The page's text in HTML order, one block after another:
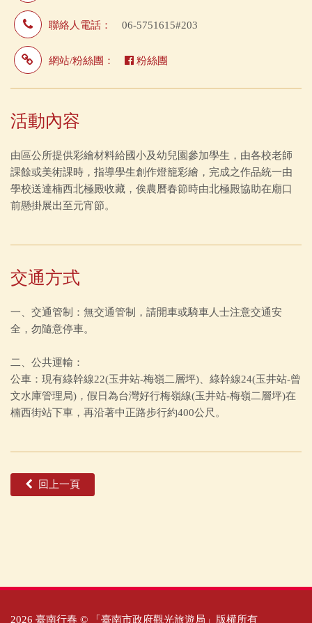
聯絡人電話： 06-5751615#203
網站/粉絲團： 粉絲團
活動內容
由區公所提供彩繪材料給國小及幼兒園參加學生，由各校老師
課餘或美術課時，指導學生創作燈籠彩繪，完成之作品統一由
學校送達楠西北極殿收藏，俟農曆春節時由北極殿協助在廟口
前懸掛展出至元宵節。
交通方式
一、交通管制：無交通管制，請開車或騎車人士注意交通安
全，勿隨意停車。
二、公共運輸：
公車：現有綠幹線22(玉井站-梅嶺二層坪)、綠幹線24(玉井站-曾
文水庫管理局)，假日為台灣好行梅嶺線(玉井站-梅嶺二層坪)在
楠西街站下車，再沿著中正路步行約400公尺。
回上一頁
2026 臺南行春 © 「臺南市政府觀光旅遊局」版權所有